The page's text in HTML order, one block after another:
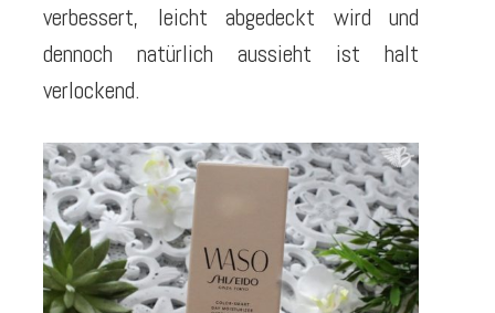
verbessert, leicht abgedeckt wird und
dennoch natürlich aussieht ist halt
verlockend.